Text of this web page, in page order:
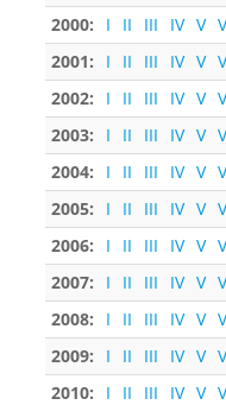
2000:
I II III IV V
2001:
I II III IV V
2002:
I II III IV V
2003:
I II III IV V
2004:
I II III IV V
2005:
I II III IV V
2006:
I II III IV V
2007:
I II III IV V
2008:
I II III IV V
2009:
I II III IV V
2010:
I II III IV V